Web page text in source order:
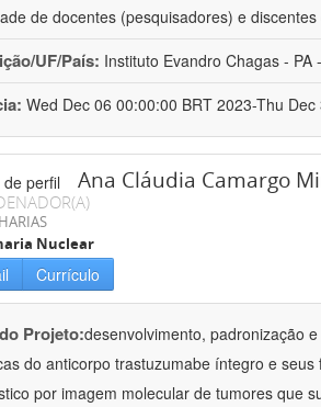
de docentes (pesquisadores) e
UF/País: Instituto Evandro Chagas - PA
Wed Dec 06 00:00:00 BRT 2023-Thu
Ana Cláudia Camargo
Nuclear
Currículo
Projeto:desenvolvimento, padronização
do anticorpo trastuzumabe íntegro e
por imagem molecular de tumores que